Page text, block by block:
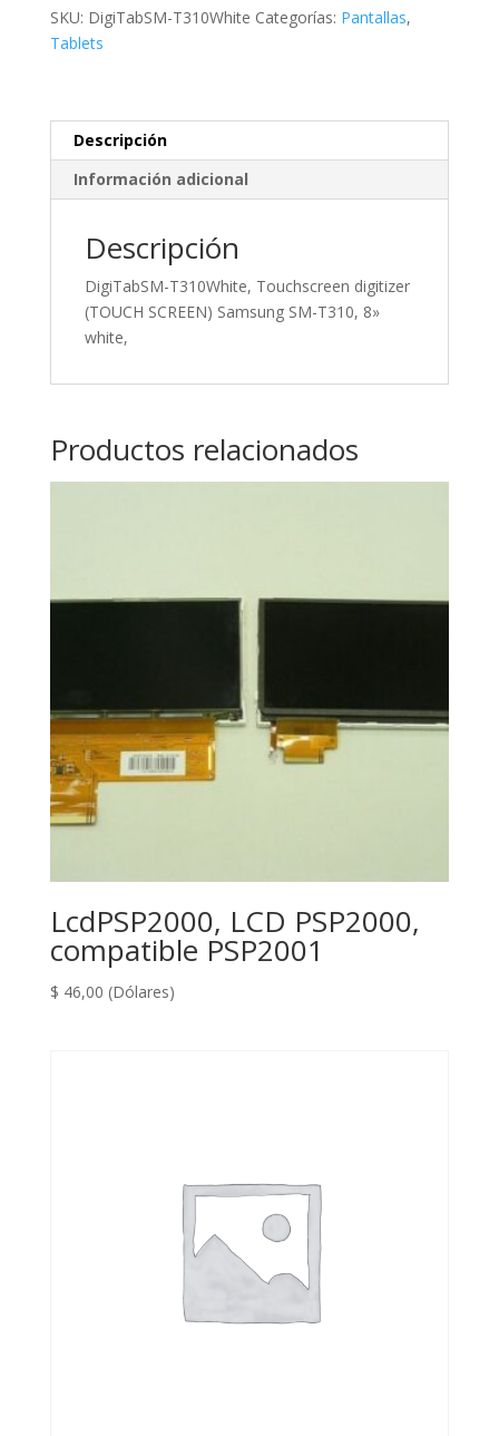
(TOUCH
SCREEN)
white,
cantidad
SKU: DigiTabSM-T310White Categorías: Pantallas,
Tablets
Descripción
Información adicional
Descripción
DigiTabSM-T310White, Touchscreen digitizer
(TOUCH SCREEN) Samsung SM-T310, 8»
white,
Productos relacionados
LcdPSP2000, LCD PSP2000,
compatible PSP2001
$ 46,00 (Dólares)